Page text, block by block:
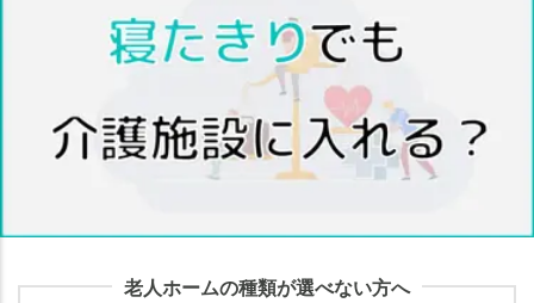
老人ホームの種類が選べない方へ
人ホ
ー
介
医